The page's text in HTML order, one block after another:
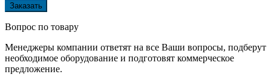
Заказать
Вопрос по товару
Менеджеры компании ответят на все Ваши вопросы, подберут
необходимое оборудование и подготовят коммерческое
предложение.